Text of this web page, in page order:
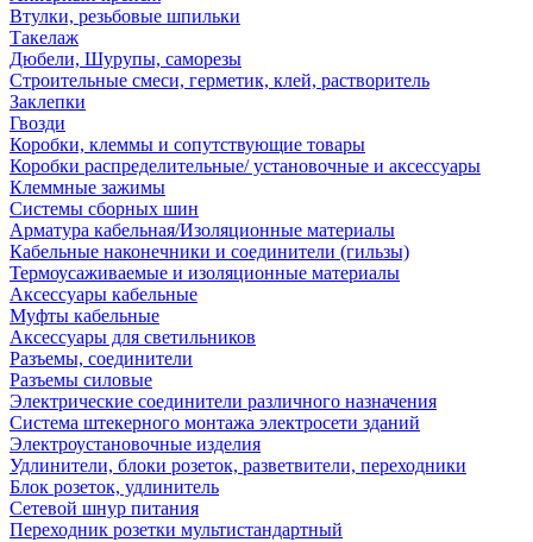
Втулки, резьбовые шпильки
Такелаж
Дюбели, Шурупы, саморезы
Строительные смеси, герметик, клей, растворитель
Заклепки
Гвозди
Коробки, клеммы и сопутствующие товары
Коробки распределительные/ установочные и аксессуары
Клеммные зажимы
Системы сборных шин
Арматура кабельная/Изоляционные материалы
Кабельные наконечники и соединители (гильзы)
Термоусаживаемые и изоляционные материалы
Аксессуары кабельные
Муфты кабельные
Аксессуары для светильников
Разъемы, соединители
Разъемы силовые
Электрические соединители различного назначения
Система штекерного монтажа электросети зданий
Электроустановочные изделия
Удлинители, блоки розеток, разветвители, переходники
Блок розеток, удлинитель
Сетевой шнур питания
Переходник розетки мультистандартный